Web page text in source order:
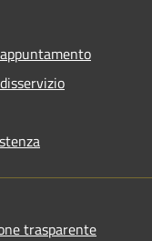
trasparente